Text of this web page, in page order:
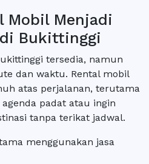
Mobil Menjadi
Bukittinggi
tersedia, namun
dan waktu. Rental mobil
atas perjalanan, terutama
padat atau ingin
tanpa terikat jadwal.
menggunakan jasa